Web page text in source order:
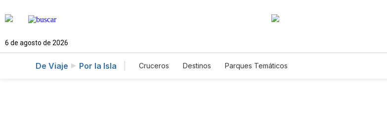
6 de agosto de 2026
De Viaje Por la Isla Cruceros Destinos Parques Temáticos